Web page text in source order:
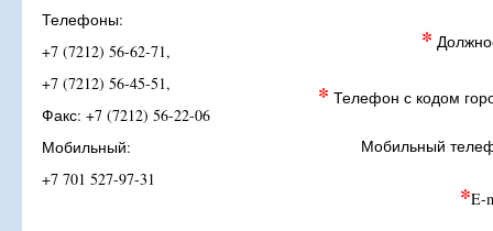
*
* Телефон с кодом
Мобильный
*E-
Телефоны:
+7 (7212) 56-62-71,
+7 (7212) 56-45-51,
Факс: +7 (7212) 56-22-06
Мобильный:
+7 701 527-97-31